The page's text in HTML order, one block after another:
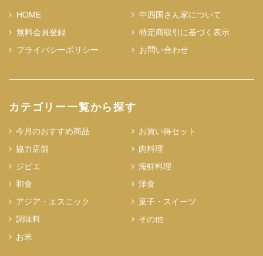
HOME
中四国さん家について
無料会員登録
特定商取引に基づく表示
プライバシーポリシー
お問い合わせ
カテゴリー一覧から探す
今月のおすすめ商品
お買い得セット
協力店舗
肉料理
ジビエ
海鮮料理
和食
洋食
アジア・エスニック
菓子・スイーツ
調味料
その他
お米